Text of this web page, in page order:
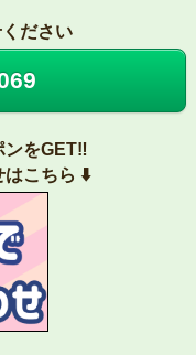
ださい
ンをGET‼️
はこちら ⬇️